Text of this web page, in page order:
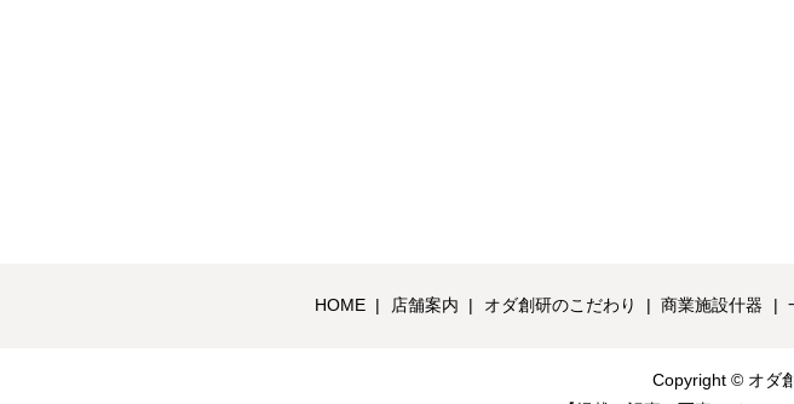
HOME 店舗案内 オダ創研のこだわり 商業施設什器
Copyright © オダ